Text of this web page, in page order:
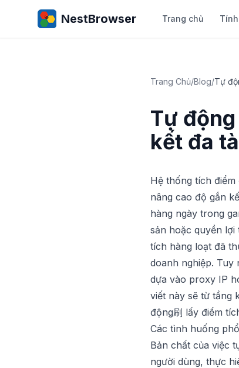
NestBrowser Trang chủ
Trang Chủ/Blog/Tự
Tự
kết đa
Hệ thống tích
nâng cao độ gắn
hàng ngày trong
sản hoặc quyền lợi
tích hàng loạt đã
doanh nghiệp. Tuy
dựa vào proxy IP
viết này sẽ từ tầng
động刷 lấy điểm
Các tình huống
Bản chất của việc
người dùng, thực